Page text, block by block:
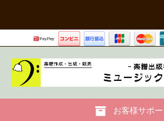
お客様サポー